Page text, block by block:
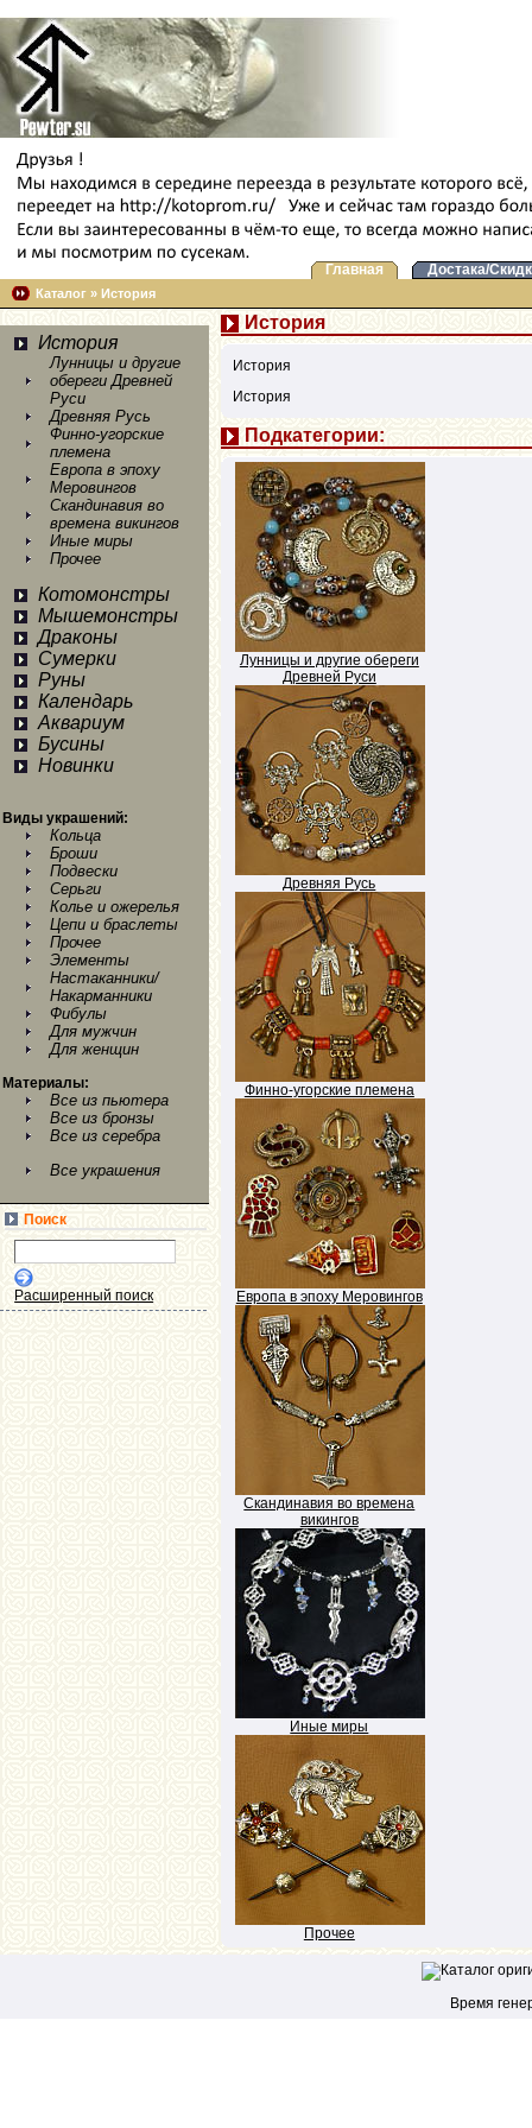
Главная Достака/
Каталог » История
История
История
История
Подкатегории:
Лунницы и другие обереги
Древней Руси
Древняя Русь
Финно-угорские племена
Европа в эпоху Меровингов
Скандинавия во времена
викингов
Иные миры
Прочее
История
Лунницы и другие
обереги Древней
Руси
Древняя Русь
Финно-угорские
племена
Европа в эпоху
Меровингов
Скандинавия во
времена викингов
Иные миры
Прочее
Котомонстры
Мышемонстры
Драконы
Сумерки
Руны
Календарь
Аквариум
Бусины
Новинки
Виды украшений:
Кольца
Броши
Подвески
Серьги
Колье и ожерелья
Цепи и браслеты
Прочее
Элементы
Настаканники/
Накарманники
Фибулы
Для мужчин
Для женщин
Материалы:
Все из пьютера
Все из бронзы
Все из серебра
Все украшения
Поиск
Расширенный поиск
Время